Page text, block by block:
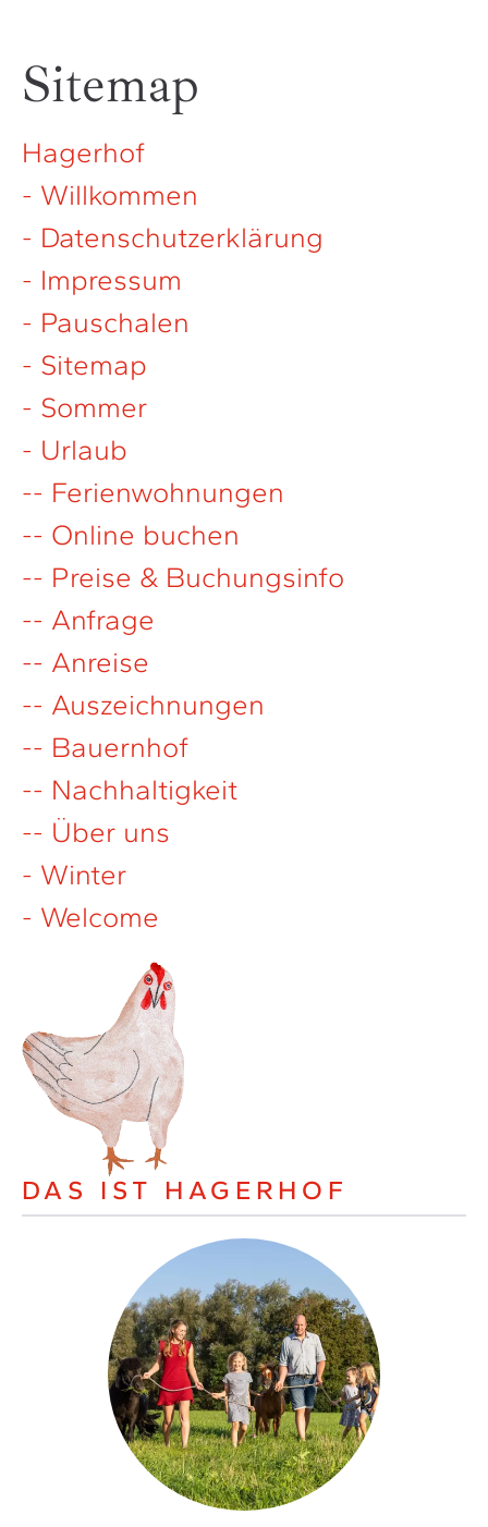
Sitemap
Hagerhof
- Willkommen
- Datenschutz­erklärung
- Impressum
- Pauschalen
- Sitemap
- Sommer
- Urlaub
-- Ferienwohnungen
-- Online buchen
-- Preise & Buchungsinfo
-- Anfrage
-- Anreise
-- Auszeichnungen
-- Bauernhof
-- Nachhaltigkeit
-- Über uns
- Winter
- Welcome
DAS IST HAGERHOF